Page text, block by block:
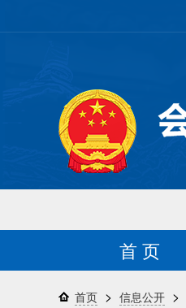
首 页
首页 > 信息公开 >